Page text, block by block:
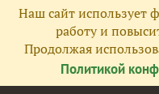
Наш сайт использует
работу и
Продолжая
Политикой